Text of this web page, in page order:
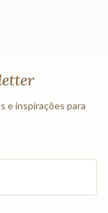
e inspirações para